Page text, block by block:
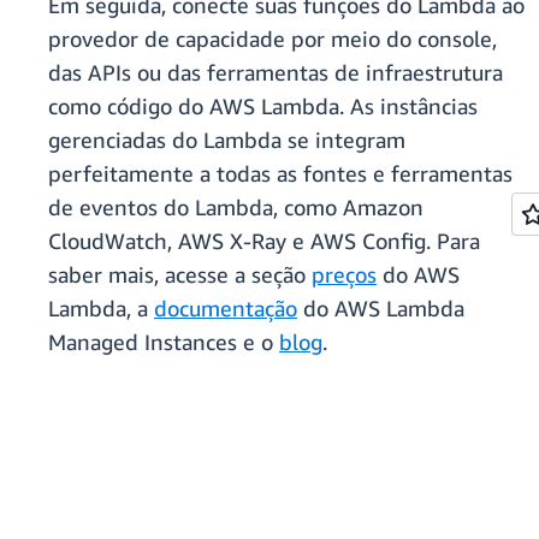
provedor de capacidade por meio do console,
das APIs ou das ferramentas de infraestrutura
como código do AWS Lambda. As instâncias
gerenciadas do Lambda se integram
perfeitamente a todas as fontes e ferramentas
de eventos do Lambda, como Amazon
CloudWatch, AWS X-Ray e AWS Config. Para
saber mais, acesse a seção preços do AWS
Lambda, a documentação do AWS Lambda
Managed Instances e o blog.